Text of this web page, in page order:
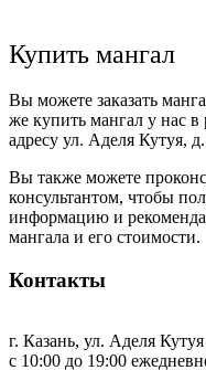
Купить мангал
Вы можете заказать
же купить мангал у нас
адресу ул. Аделя Кутуя,
Вы также можете
консультантом, чтобы
информацию и
мангала и его стоимости.
Контакты
г. Казань, ул. Аделя
с 10:00 до 19:00